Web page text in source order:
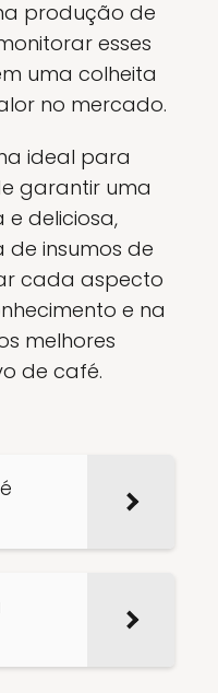
produção de
esses
uma colheita
no mercado.
ideal para
garantir uma
deliciosa,
insumos de
cada aspecto
e na
melhores
de café.